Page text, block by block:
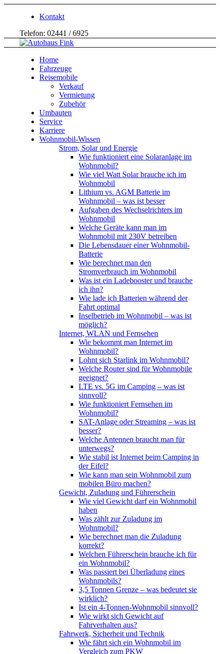
Kontakt
Telefon: 02441 / 6925
Home
Fahrzeuge
Reisemobile
Verkauf
Vermietung
Zubehör
Umbauten
Service
Karriere
Wohnmobil-Wissen
Strom, Solar und Energie
Wie funktioniert eine Solaranlage im
Wohnmobil?
Wie viel Watt Solar brauche ich im
Wohnmobil
Lithium vs. AGM Batterie im
Wohnmobil – was ist besser
Aufgaben des Wechselrichters im
Wohnmobil
Welche Geräte kann man im
Wohnmobil mit 230V betreiben
Die Lebensdauer einer Wohnmobil-
Batterie
Wie berechnet man den
Stromverbrauch im Wohnmobil
Was ist ein Ladebooster und brauche
ich ihn?
Wie lade ich Batterien während der
Fahrt optimal
Inselbetrieb im Wohnmobil – was ist
möglich?
Internet, WLAN und Fernsehen
Wie bekommt man Internet im
Wohnmobil?
Lohnt sich Starlink im Wohnmobil?
Welche Router sind für Wohnmobile
geeignet?
LTE vs. 5G im Camping – was ist
sinnvoll?
Wie funktioniert Fernsehen im
Wohnmobil?
SAT-Anlage oder Streaming – was ist
besser?
Welche Antennen braucht man für
unterwegs?
Wie stabil ist Internet beim Camping in
der Eifel?
Wie kann man sein Wohnmobil zum
mobilen Büro machen?
Gewicht, Zuladung und Führerschein
Wie viel Gewicht darf ein Wohnmobil
haben
Was zählt zur Zuladung im
Wohnmobil?
Wie berechnet man die Zuladung
korrekt?
Welchen Führerschein brauche ich für
ein Wohnmobil?
Was passiert bei Überladung eines
Wohnmobils?
3,5 Tonnen Grenze – was bedeutet sie
wirklich?
Ist ein 4-Tonnen-Wohnmobil sinnvoll?
Wie wirkt sich Gewicht auf
Fahrverhalten aus?
Fahrwerk, Sicherheit und Technik
Wie fährt sich ein Wohnmobil im
Vergleich zum PKW